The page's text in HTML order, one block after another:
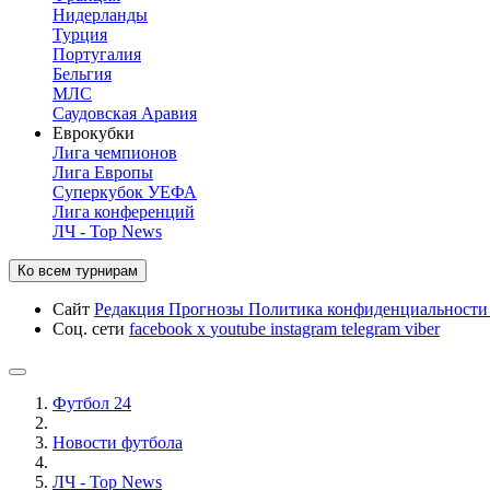
Нидерланды
Турция
Португалия
Бельгия
МЛС
Саудовская Аравия
Еврокубки
Лига чемпионов
Лига Европы
Суперкубок УЕФА
Лига конференций
ЛЧ - Top News
Ко всем турнирам
Сайт Редакция Прогнозы Политика конфиденциальности
Соц. сети facebook x youtube instagram telegram viber
Футбол 24
Новости футбола
ЛЧ - Top News